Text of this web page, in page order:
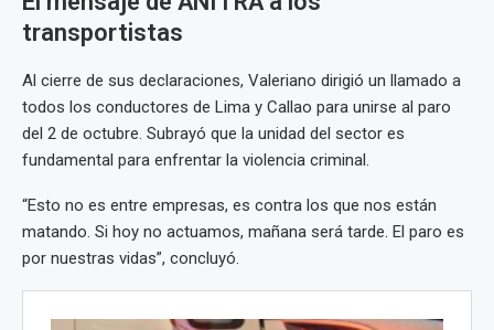
transportistas
Al cierre de sus declaraciones, Valeriano dirigió un llamado a
todos los conductores de Lima y Callao para unirse al paro
del 2 de octubre. Subrayó que la unidad del sector es
fundamental para enfrentar la violencia criminal.
“Esto no es entre empresas, es contra los que nos están
matando. Si hoy no actuamos, mañana será tarde. El paro es
por nuestras vidas”, concluyó.